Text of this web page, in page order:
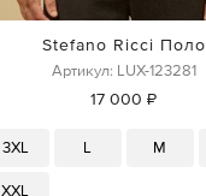
Stefano Ricci Поло
Артикул: LUX-123281
17 000 ₽
3XL L M
XXL